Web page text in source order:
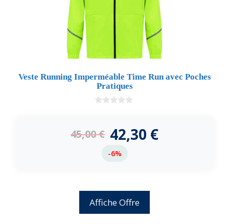
Veste Running Imperméable Time Run avec Poches
Pratiques
5
45,00€ 42,30 €
-6%
Affiche Offre